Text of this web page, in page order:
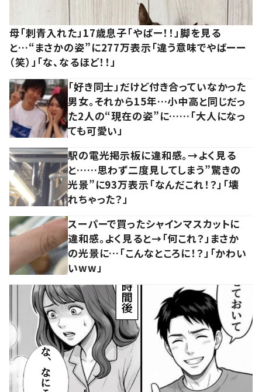
母「刺青入れた」17歳息子「やばー！！」脚を見る
と…“まさかの姿”に277万表示「違う意味でやばーー
（笑）」「な、なるほど！！」
「好き同士」だけど付き合っていなかった
男女。それから15年…小中高と同じだっ
た2人の“現在の姿”に……「大人になっ
ても可愛い」
駅の電光掲示板に違和感。→よく見る
と……思わず二度見してしまう”驚きの
光景”に93万表示「なんだこれ！？」「壊
れちゃった？」
スーパーで買ったシャインマスカットに
違和感。よく見ると→「何これ？」まさか
の光景に…「こんなところに！？」「かわい
いww」